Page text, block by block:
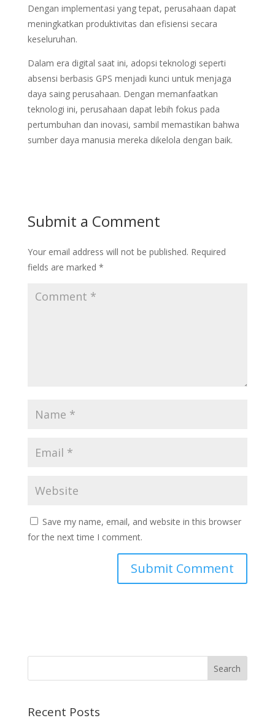
Dengan implementasi yang tepat, perusahaan dapat
meningkatkan produktivitas dan efisiensi secara
keseluruhan.
Dalam era digital saat ini, adopsi teknologi seperti
absensi berbasis GPS menjadi kunci untuk menjaga
daya saing perusahaan. Dengan memanfaatkan
teknologi ini, perusahaan dapat lebih fokus pada
pertumbuhan dan inovasi, sambil memastikan bahwa
sumber daya manusia mereka dikelola dengan baik.
Submit a Comment
Your email address will not be published. Required
fields are marked *
Save my name, email, and website in this browser
for the next time I comment.
Recent Posts